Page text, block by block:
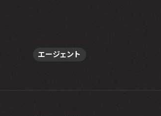
エージェント